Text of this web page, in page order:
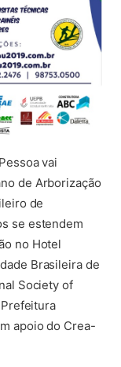
vai
de Arborização
de
se estendem
no Hotel
Brasileira de
Society of
apoio do Crea-